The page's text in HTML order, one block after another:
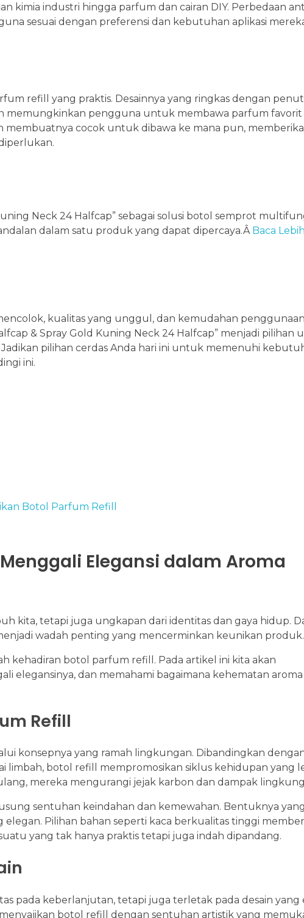
kimia industri hingga parfum dan cairan DIY. Perbedaan
sesuai dengan preferensi dan kebutuhan aplikasi
refill yang praktis. Desainnya yang ringkas dengan
memungkinkan pengguna untuk membawa parfum favorit
membuatnya cocok untuk dibawa ke mana pun,
Neck 24 Halfcap” sebagai solusi botol semprot
dalam satu produk yang dapat dipercaya.Â Baca Lebih
kualitas yang unggul, dan kemudahan penggunaan
& Spray Gold Kuning Neck 24 Halfcap” menjadi pilihan
pilihan cerdas Anda hari ini untuk memenuhi
ini.
Elegansi dalam Aroma
kita, tetapi juga ungkapan dari identitas dan gaya hidup.
wadah penting yang mencerminkan keunikan produk.
kehadiran botol parfum refill. Pada artikel ini kita akan
elegansinya, dan memahami bagaimana kehematan
Refill
konsepnya yang ramah lingkungan. Dibandingkan
limbah, botol refill mempromosikan siklus kehidupan yang
mereka mengurangi jejak karbon dan dampak
sentuhan keindahan dan kemewahan. Bentuknya yang
Pilihan bahan seperti kaca berkualitas tinggi
yang tak hanya praktis tetapi juga indah dipandang.
pada keberlanjutan, tetapi juga terletak pada desain yang
botol refill dengan sentuhan artistik yang